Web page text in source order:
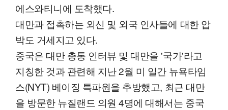
에스와티니에 도착했다.
대만과 접촉하는 외신 및 외국 인사들에 대한 압
박도 거세지고 있다.
중국은 대만 총통 인터뷰 및 대만을 '국가'라고
지칭한 것과 관련해 지난 2월 미 일간 뉴욕타임
스(NYT) 베이징 특파원을 추방했고, 최근 대만
을 방문한 뉴질랜드 의원 4명에 대해서는 중국